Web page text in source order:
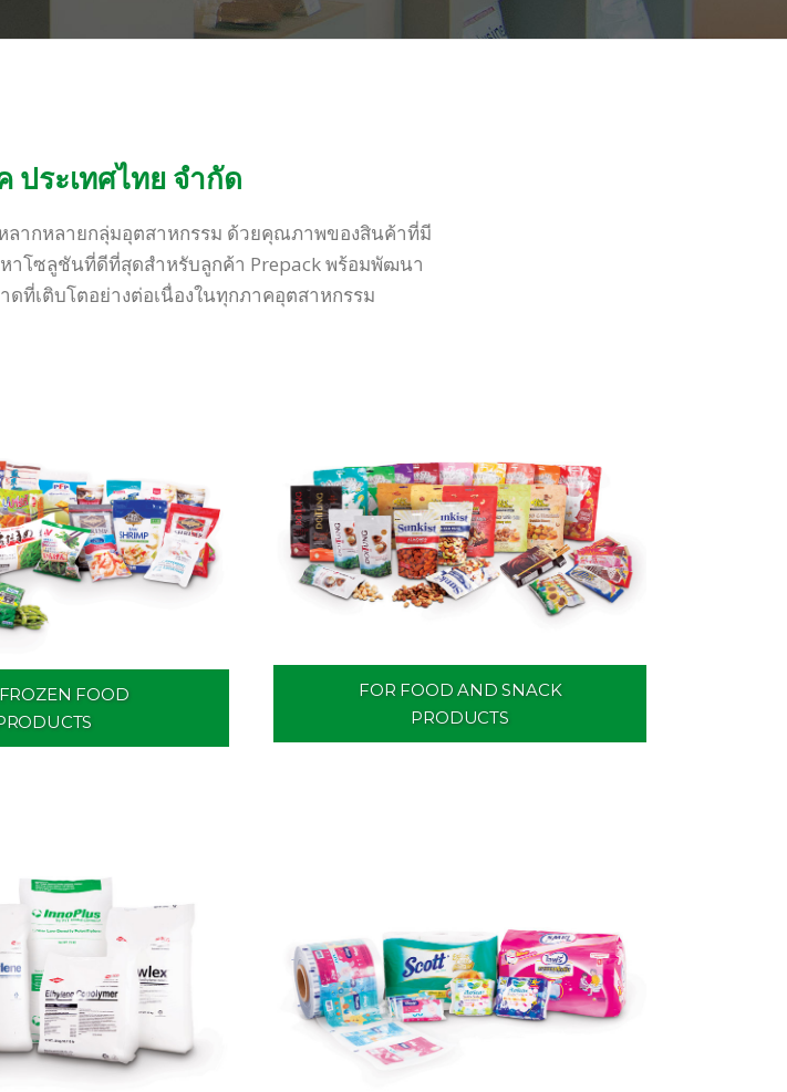
ประเทศไทย จำกัด
ลากหลายกลุ่มอุตสาหกรรม ด้วยคุณภาพของสินค้าที่มี
าโซลูชันที่ดีที่สุดสำหรับลูกค้า Prepack พร้อมพัฒนา
ที่เติบโตอย่างต่อเนื่องในทุกภาคอุตสาหกรรม
FOOD
FOR FOOD AND SNACK
PRODUCTS